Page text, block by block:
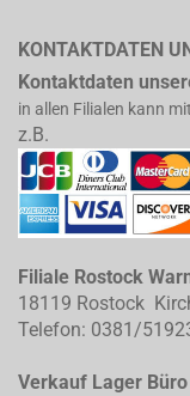
KONTAKTDATEN
Kontaktdaten
in allen Filialen kann
z.B.
Filiale Rostock
18119 Rostock
Telefon: 0381/
Verkauf Lager Büro